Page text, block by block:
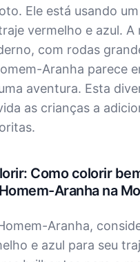
Ele está usando
vermelho e azul.
com rodas
Aranha parece
aventura. Esta
as crianças a
Como colorir
Aranha na
Aranha,
e azul para seu